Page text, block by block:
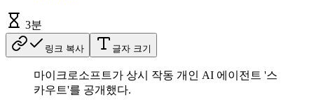
3분
링크 복사 글자 크기
마이크로소프트가 상시 작동 개인 AI 에이전트 '스
카우트'를 공개했다.